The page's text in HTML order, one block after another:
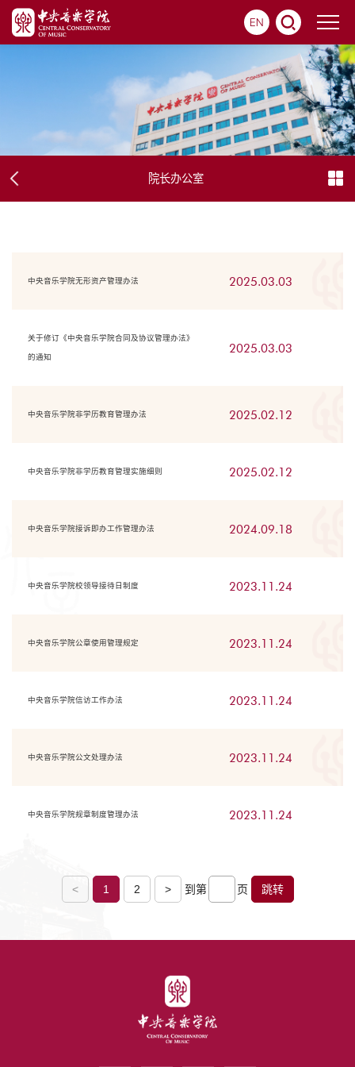
EN
院长办公室
中央音乐学院无形资产管理办法 2025.03.03
关于修订《中央音乐学院合同及协议管理办法》
的通知
2025.03.03
中央音乐学院非学历教育管理办法 2025.02.12
中央音乐学院非学历教育管理实施细则 2025.02.12
中央音乐学院接诉即办工作管理办法 2024.09.18
中央音乐学院校领导接待日制度 2023.11.24
中央音乐学院公章使用管理规定 2023.11.24
中央音乐学院信访工作办法 2023.11.24
中央音乐学院公文处理办法 2023.11.24
中央音乐学院规章制度管理办法 2023.11.24
< 1 2 > 到第 页 跳转